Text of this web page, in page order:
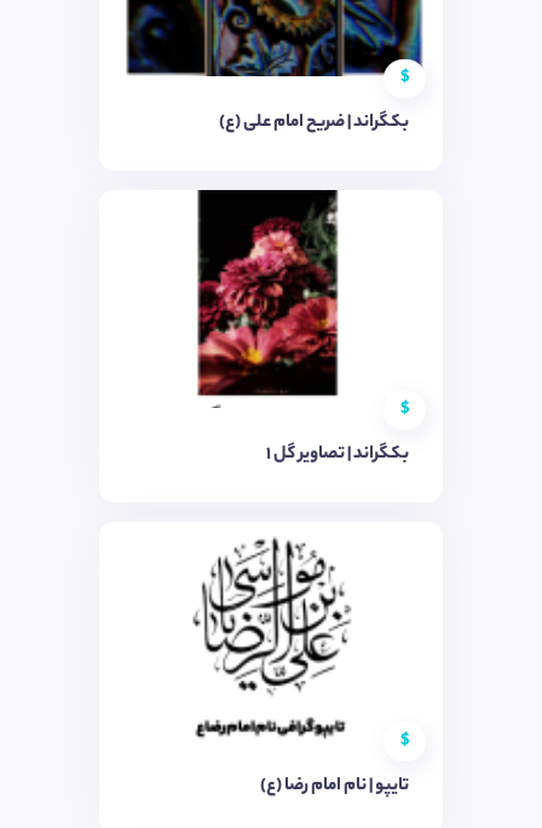
$
بکگراند | ضریح امام علی (ع)
$
بکگراند | تصاویر گل ۱
$
تایپو | نام امام رضا (ع)